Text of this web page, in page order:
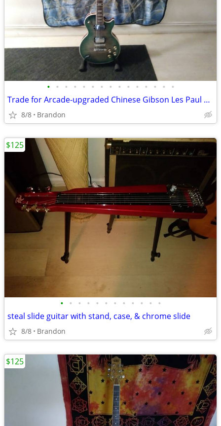
• • • • • • • • • • • • • • •
Trade for Arcade-upgraded Chinese Gibson Les Paul Custom plus top
8/8 Brandon
• • • • • • • • • • • •
steal slide guitar with stand, case, & chrome slide
8/8 Brandon
$125
$125